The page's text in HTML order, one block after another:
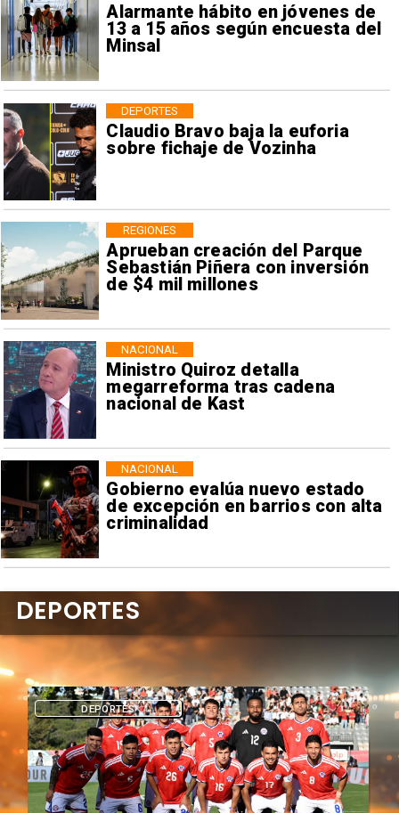
Alarmante hábito en jóvenes de
13 a 15 años según encuesta del
Minsal
Claudio Bravo baja la euforia
sobre fichaje de Vozinha
DEPORTES
Aprueban creación del Parque
Sebastián Piñera con inversión
de $4 mil millones
REGIONES
Ministro Quiroz detalla
megarreforma tras cadena
nacional de Kast
NACIONAL
Gobierno evalúa nuevo estado
de excepción en barrios con alta
criminalidad
NACIONAL
DEPORTES
DEPORTES